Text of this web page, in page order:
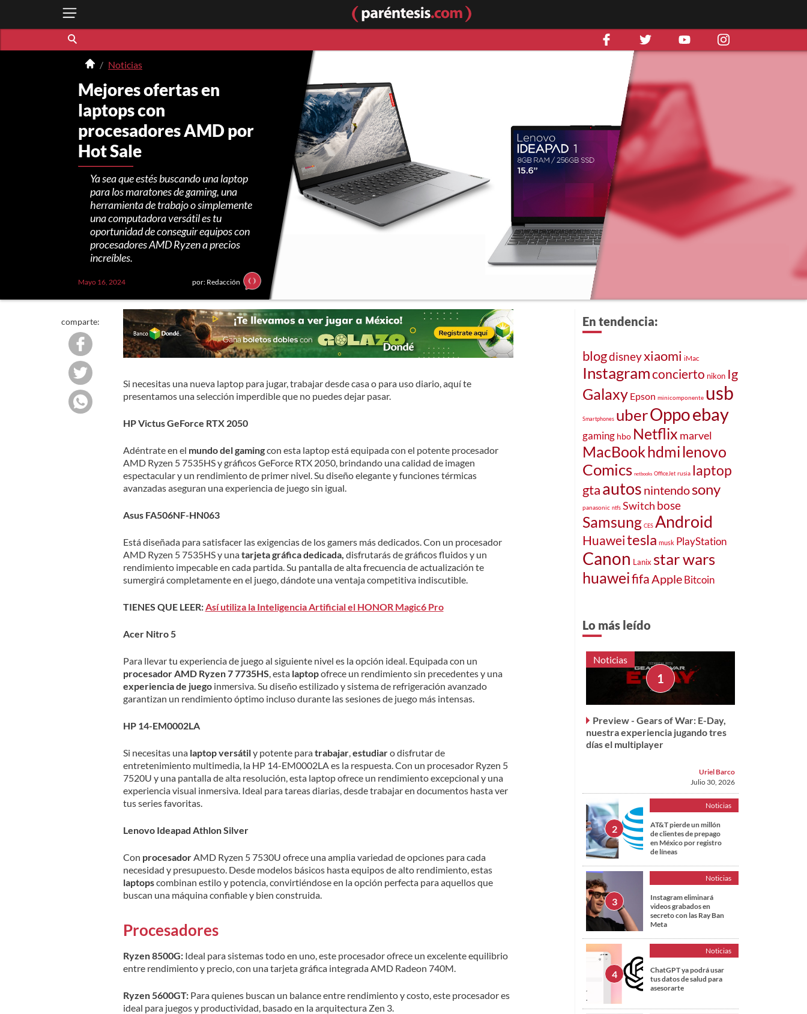
Noticias
Mejores ofertas en
laptops con
procesadores AMD por
Hot Sale
Ya sea que estés buscando una laptop
para los maratones de gaming, una
herramienta de trabajo o simplemente
una computadora versátil es tu
oportunidad de conseguir equipos con
procesadores AMD Ryzen a precios
increíbles.
Mayo 16, 2024 por: Redacción
comparte:
Si necesitas una nueva laptop para jugar, trabajar desde casa o para uso diario, aquí te
presentamos una selección imperdible que no puedes dejar pasar.
HP Victus GeForce RTX 2050
Adéntrate en el mundo del gamingcon esta laptop está equipada con el potente procesador
AMD Ryzen 5 7535HS y gráficos GeForce RTX 2050, brindando una calidad de imagen
espectacular y un rendimiento de primer nivel. Su diseño elegante y funciones térmicas
avanzadas aseguran una experiencia de juego sin igual.
Asus FA506NF-HN063
Está diseñada para satisfacer las exigencias de los gamers más dedicados. Con un procesador
AMD Ryzen 5 7535HS y unatarjetagráfica dedicada, disfrutarás de gráficos fluidos y un
rendimiento impecable en cada partida. Su pantalla de alta frecuencia de actualización te
sumergirá completamente en el juego, dándote una ventaja competitiva indiscutible.
TIENES QUE LEER: Así utiliza la Inteligencia Artificial el HONOR Magic6 Pro
Acer Nitro 5
Para llevar tu experiencia de juego al siguiente nivel es la opción ideal. Equipada con un
procesador AMD Ryzen 7 7735HS , esta laptopofrece un rendimiento sin precedentes y una
experiencia de juegoinmersiva. Su diseño estilizado y sistema de refrigeración avanzado
garantizan un rendimiento óptimo incluso durante las sesiones de juego más intensas.
HP 14-EM0002LA
Si necesitas una laptop versátily potente paratrabajar, estudiaro disfrutar de
entretenimiento multimedia, la HP 14-EM0002LA es la respuesta. Con un procesador Ryzen 5
7520U y una pantalla de alta resolución, esta laptop ofrece un rendimiento excepcional y una
experiencia visual inmersiva. Ideal para tareas diarias, desde trabajar en documentos hasta ver
tus series favoritas.
Lenovo Ideapad Athlon Silver
Con procesadorAMD Ryzen 5 7530U ofrece una amplia variedad de opciones para cada
necesidad y presupuesto. Desde modelos básicos hasta equipos de alto rendimiento, estas
laptopscombinan estilo y potencia, convirtiéndose en la opción perfecta para aquellos que
buscan una máquina confiable y bien construida.
Procesadores
Ryzen 8500G: Ideal para sistemas todo en uno, este procesador ofrece un excelente equilibrio
entre rendimiento y precio, con una tarjeta gráfica integrada AMD Radeon 740M.
Ryzen 5600GT:Para quienes buscan un balance entre rendimiento y costo, este procesador es
ideal para juegos y productividad, basado en la arquitectura Zen 3.
En tendencia:
blogdisneyxiaomi iMac
Instagramconcierto nikon Ig
Galaxy Epson minicomponente usb
Smartphones uberOppoebay
gaming hbo Netflix marvel
MacBookhdmi lenovo
Comics netbooks OfficeJet rusia laptop
gtaautos nintendosony
panasonic ntfs Switch bose
Samsung CES Android
Huaweitesla musk PlayStation
Canon Lanix star wars
huaweififaAppleBitcoin
Lo más leído
Noticias
Preview - Gears of War: E-Day,
nuestra experiencia jugando tres
días el multiplayer
Uriel Barco
Julio 30, 2026
Noticias
AT&T pierde un millón
de clientes de prepago
en México por registro
de líneas
Noticias
Instagram eliminará
videos grabados en
secreto con las Ray Ban
Meta
Noticias
ChatGPT ya podrá usar
tus datos de salud para
asesorarte